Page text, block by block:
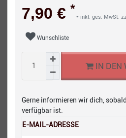
7,90 € *
* inkl. ges. MwSt.
Wunschliste
IN DEN
Gerne informieren wir dich,
verfügbar ist.
E-MAIL-ADRESSE